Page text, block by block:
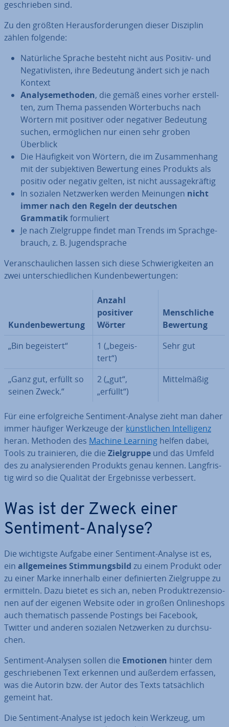
ge­schrie­ben sind.
Zu den größten Her­aus­for­de­run­gen dieser Disziplin
zählen folgende:
Na­tür­li­che Sprache besteht nicht aus Positiv- und
Ne­ga­tiv­lis­ten, ihre Bedeutung ändert sich je nach
Kontext
Ana­ly­se­me­tho­den, die gemäß eines vorher er­stell­
ten, zum Thema passenden Wör­ter­buchs nach
Wörtern mit positiver oder negativer Bedeutung
suchen, er­mög­li­chen nur einen sehr groben
Überblick
Die Häu­fig­keit von Wörtern, die im Zu­sam­men­hang
mit der sub­jek­ti­ven Bewertung eines Produkts als
positiv oder negativ gelten, ist nicht aus­sa­ge­kräf­tig
In sozialen Netz­wer­ken werden Meinungen nicht
immer nach den Regeln der deutschen
Grammatikfor­mu­liert
Je nach Ziel­grup­pe findet man Trends im Sprach­ge­
brauch, z. B. Ju­gend­spra­che
Ver­an­schau­li­chen lassen sich diese Schwie­rig­kei­ten an
zwei un­ter­schied­li­chen Kun­den­be­wer­tun­gen:
Kun­den­be­wer­tung
Anzahl
positiver
Wörter
Mensch­li­che
Bewertung
„Bin be­geis­tert“
1 („be­geis­
tert“)
Sehr gut
„Ganz gut, erfüllt so
seinen Zweck.“
2 („gut“,
„erfüllt“)
Mit­tel­mä­ßig
Für eine er­folg­rei­che Sentiment-Analyse zieht man daher
immer häufiger Werkzeuge der künst­li­chen In­tel­li­genz
heran. Methoden des Machine Learning helfen dabei,
Tools zu trai­nie­ren, die die Ziel­grup­pe und das Umfeld
des zu ana­ly­sie­ren­den Produkts genau kennen. Lang­fris­
tig wird so die Qualität der Er­geb­nis­se ver­bes­sert.
Was ist der Zweck einer
Sentiment-Analyse?
Die wich­tigs­te Aufgabe einer Sentiment-Analyse ist es,
ein all­ge­mei­nes Stim­mungs­bild zu einem Produkt oder
zu einer Marke innerhalb einer de­fi­nier­ten Ziel­grup­pe zu
ermitteln. Dazu bietet es sich an, neben Pro­dukt­re­zen­sio­
nen auf der eigenen Website oder in großen On­line­shops
auch the­ma­tisch passende Postings bei Facebook,
Twitter und anderen sozialen Netz­wer­ken zu durch­su­
chen.
Sentiment-Analysen sollen die Emotionen hinter dem
ge­schrie­be­nen Text erkennen und außerdem erfassen,
was die Autorin bzw. der Autor des Texts tat­säch­lich
gemeint hat.
Die Sentiment-Analyse ist jedoch kein Werkzeug, um